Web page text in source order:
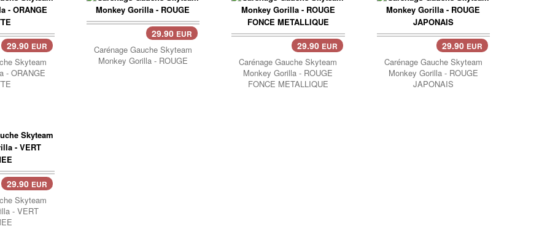
29.90 EUR
Skyteam
- ORANGE
29.90 EUR
Carénage Gauche Skyteam
Monkey Gorilla - ROUGE
29.90 EUR
Carénage Gauche Skyteam
Monkey Gorilla - ROUGE
FONCE METALLIQUE
29.90 EUR
Carénage Gauche Skyteam
Monkey Gorilla - ROUGE
JAPONAIS
29.90 EUR
Skyteam
- VERT